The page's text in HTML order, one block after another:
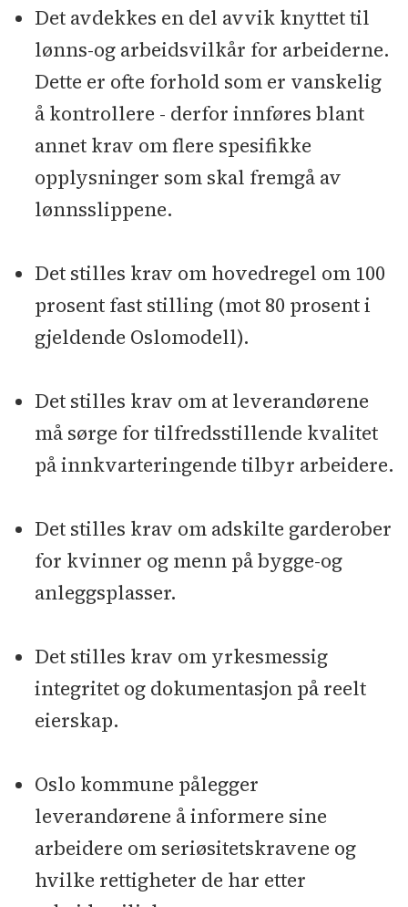
Det avdekkes en del avvik knyttet til
lønns-og arbeidsvilkår for arbeiderne.
Dette er ofte forhold som er vanskelig
å kontrollere - derfor innføres blant
annet krav om flere spesifikke
opplysninger som skal fremgå av
lønnsslippene.
Det stilles krav om hovedregel om 100
prosent fast stilling (mot 80 prosent i
gjeldende Oslomodell).
Det stilles krav om at leverandørene
må sørge for tilfredsstillende kvalitet
på innkvarteringende tilbyr arbeidere.
Det stilles krav om adskilte garderober
for kvinner og menn på bygge-og
anleggsplasser.
Det stilles krav om yrkesmessig
integritet og dokumentasjon på reelt
eierskap.
Oslo kommune pålegger
leverandørene å informere sine
arbeidere om seriøsitetskravene og
hvilke rettigheter de har etter